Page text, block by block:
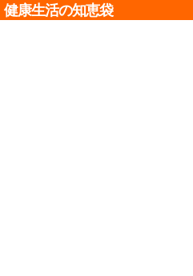
健康生活の知恵袋